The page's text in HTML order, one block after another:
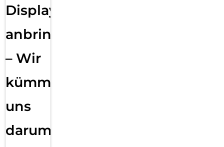
Displayfolie
anbringen
– Wir
kümmern
uns
darum!